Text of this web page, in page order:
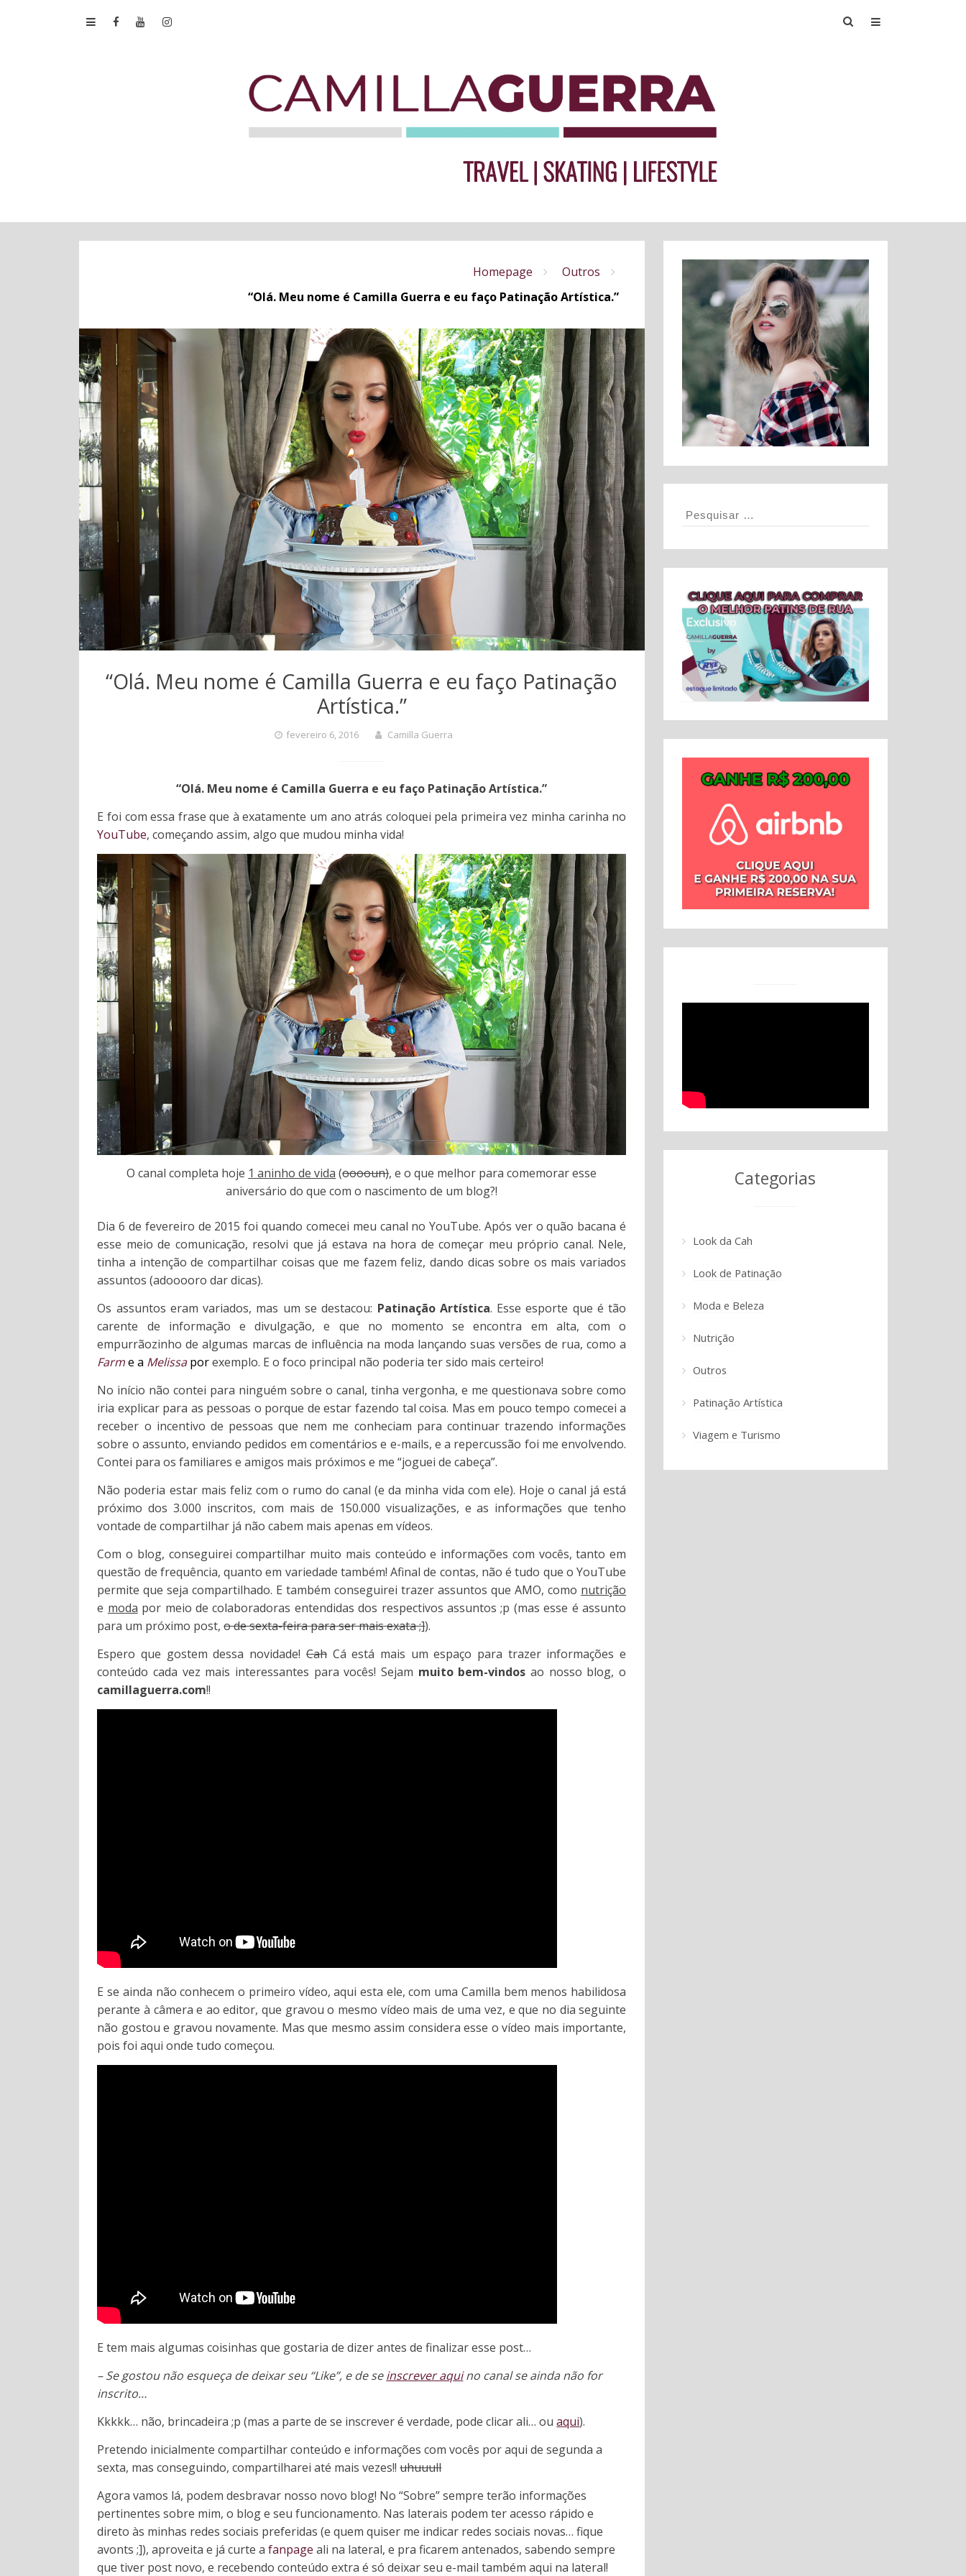
Homepage
Outros
“Olá. Meu nome é Camilla Guerra e eu faço Patinação Artística.”
“Olá. Meu nome é Camilla Guerra e eu faço Patinação
Artística.”
fevereiro 6, 2016 Camilla Guerra
“Olá. Meu nome é Camilla Guerra e eu faço Patinação Artística.”
E foi com essa frase que à exatamente um ano atrás coloquei pela primeira vez minha carinha no
YouTube, começando assim, algo que mudou minha vida!
O canal completa hoje 1 aninho de vida (ooooun), e o que melhor para comemorar esse
aniversário do que com o nascimento de um blog?!
Dia 6 de fevereiro de 2015 foi quando comecei meu canal no YouTube. Após ver o quão bacana é
esse meio de comunicação, resolvi que já estava na hora de começar meu próprio canal. Nele,
tinha a intenção de compartilhar coisas que me fazem feliz, dando dicas sobre os mais variados
assuntos (adooooro dar dicas).
Os assuntos eram variados, mas um se destacou: Patinação Artística. Esse esporte que é tão
carente de informação e divulgação, e que no momento se encontra em alta, com o
empurrãozinho de algumas marcas de influência na moda lançando suas versões de rua, como a
Farme a Melissaporexemplo. E o foco principal não poderia ter sido mais certeiro!
No início não contei para ninguém sobre o canal, tinha vergonha, e me questionava sobre como
iria explicar para as pessoas o porque de estar fazendo tal coisa. Mas em pouco tempo comecei a
receber o incentivo de pessoas que nem me conheciam para continuar trazendo informações
sobre o assunto, enviando pedidos em comentários e e-mails, e a repercussão foi me envolvendo.
Contei para os familiares e amigos mais próximos e me “joguei de cabeça”.
Não poderia estar mais feliz com o rumo do canal (e da minha vida com ele). Hoje o canal já está
próximo dos 3.000 inscritos, com mais de 150.000 visualizações, e as informações que tenho
vontade de compartilhar já não cabem mais apenas em vídeos.
Com o blog, conseguirei compartilhar muito mais conteúdo e informações com vocês, tanto em
questão de frequência, quanto em variedade também! Afinal de contas, não é tudo que o YouTube
permite que seja compartilhado. E também conseguirei trazer assuntos que AMO, como nutrição
e moda por meio de colaboradoras entendidas dos respectivos assuntos ;p (mas esse é assunto
para um próximo post,o de sexta-feira para ser mais exata ;]).
Espero que gostem dessa novidade!CahCá está mais um espaço para trazer informações e
conteúdo cada vez mais interessantes para vocês! Sejam muito bem-vindos ao nosso blog, o
camillaguerra.com!!
E se ainda não conhecem o primeiro vídeo, aqui esta ele, com uma Camilla bem menos habilidosa
perante à câmera e ao editor, que gravou o mesmo vídeo mais de uma vez, e que no dia seguinte
não gostou e gravou novamente. Mas que mesmo assim considera esse o vídeo mais importante,
pois foi aqui onde tudo começou.
E tem mais algumas coisinhas que gostaria de dizer antes de finalizar esse post…
– Se gostou não esqueça de deixar seu “Like”, e de seinscrever aquino canal se ainda não for
inscrito…
Kkkkk… não, brincadeira ;p (mas a parte de se inscrever é verdade, pode clicar ali… ouaqui).
Pretendo inicialmente compartilhar conteúdo e informações com vocês por aqui de segunda a
sexta, mas conseguindo, compartilharei até mais vezes!!uhuuull
Agora vamos lá, podem desbravar nosso novo blog! No “Sobre” sempre terão informações
pertinentes sobre mim, o blog e seu funcionamento. Nas laterais podem ter acesso rápido e
direto às minhas redes sociais preferidas (e quem quiser me indicar redes sociais novas… fique
avonts ;]), aproveita e já curte afanpage ali na lateral, e pra ficarem antenados, sabendo sempre
que tiver post novo, e recebendo conteúdo extra é só deixar seu e-mail também aqui na lateral!
Categorias
Look da Cah
Look de Patinação
Moda e Beleza
Nutrição
Outros
Patinação Artística
Viagem e Turismo